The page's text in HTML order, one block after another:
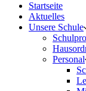
Startseite
Aktuelles
Unsere Schule
Personal